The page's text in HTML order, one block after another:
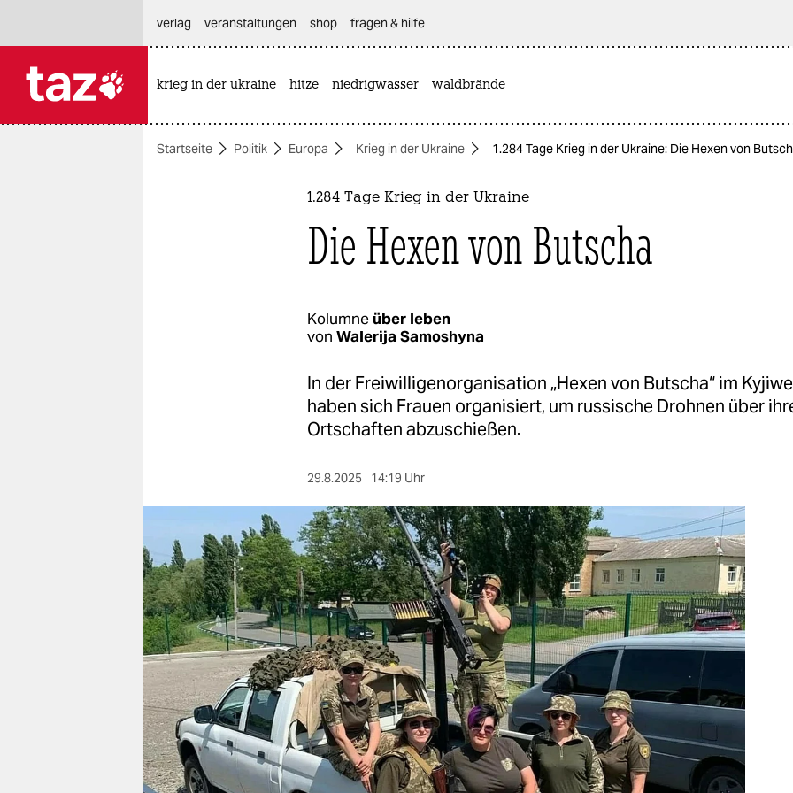
themen
verlag
veranstaltungen
shop
fragen & hilfe
unterstützen
abo
genossenschaft
verlag
veranstaltungen shop fragen & hilfe
krieg in der ukraine hitze niedrigwasser waldbrände
Startseite Politik Europa Krieg in der Ukraine 1.284 Tage Krieg in der Ukraine: Die Hexen von
1.284 Tage Krieg in der Ukraine
Die Hexen von Butscha
Kolumne über leben
von Walerija Samoshyna
In der Freiwilligenorganisation „Hexen von Butscha“ im
haben sich Frauen organisiert, um russische Drohnen über
Ortschaften abzuschießen.
29.8.2025 14:19 Uhr